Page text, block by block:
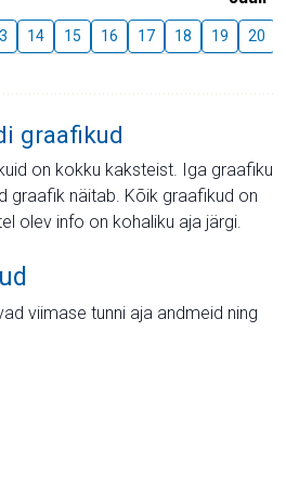
14 15 16 17 18 19 20
graafikud
on kokku kaksteist. Iga graafiku
graafik näitab. Kõik graafikud on
olev info on kohaliku aja järgi.
viimase tunni aja andmeid ning